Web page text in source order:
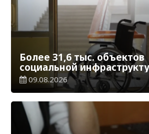
Более 31,6 тыс. объектов
социальной
адаптированы для лиц с
инвалидностью
09.08.2026